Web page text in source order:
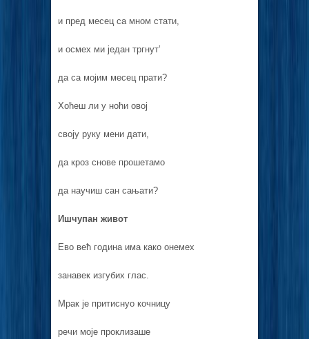
и пред месец са мном стати,
и осмех ми један тргнут’
да са мојим месец прати?
Хоћеш ли у ноћи овој
своју руку мени дати,
да кроз снове прошетамо
да научиш сан сањати?
Ишчупан живот
Ево већ година има како онемех
занавек изгубих глас.
Мрак је притиснуо кочницу
речи моје проклизаше